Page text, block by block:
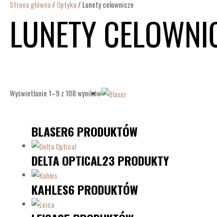
Strona główna/ Optyka/ Lunety celownicze
LUNETY
Wyświetlanie 1–9 z 108 wyników
BLASER6 PRODUKTÓW
DELTA OPTICAL23 PRODUKTY
KAHLES6 PRODUKTÓW